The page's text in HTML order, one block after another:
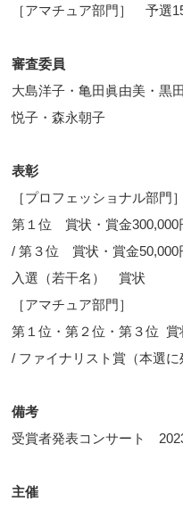
［アマチュア部門］ 予選
審査委員
大島洋子・亀田眞由美・
悦子・森永朝子
表彰
［プロフェッショナル部門］
第１位 賞状・賞金
/ 第３位 賞状・賞金
入選（若干名） 賞状
［アマチュア部門］
第１位・第２位・第３位
/ ファイナリスト賞（本選
備考
受賞者発表コンサート
主催